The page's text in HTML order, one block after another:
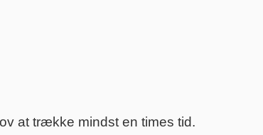
at trække mindst en times tid.